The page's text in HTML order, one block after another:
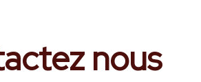
nous